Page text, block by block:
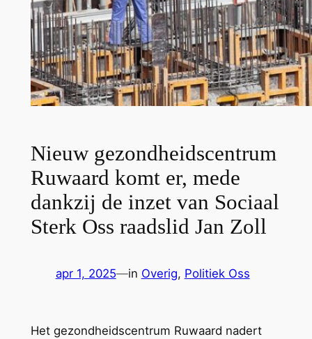
Nieuw gezondheidscentrum
Ruwaard komt er, mede
dankzij de inzet van Sociaal
Sterk Oss raadslid Jan Zoll
apr 1, 2025—in Overig, Politiek Oss
Het gezondheidscentrum Ruwaard nadert